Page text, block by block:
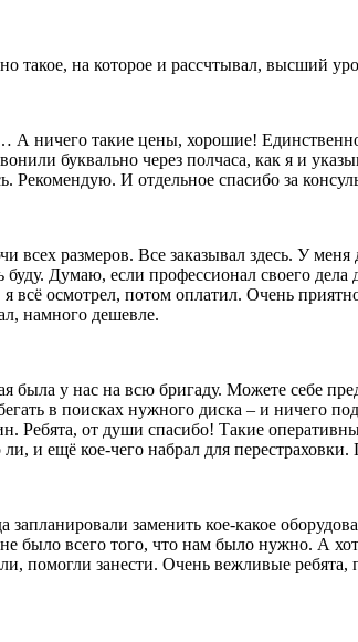
такое, на которое и рассчтывал, высший
А ничего такие цены, хорошие!
буквально через полчаса, как я и
И отдельное спасибо за
размеров. Все заказывал здесь. У
буду. Думаю, если профессионал своего
всё осмотрел, потом оплатил. Очень
намного дешевле.
была у нас на всю бригаду. Можете себе
в поисках нужного диска – и ничего
Ребята, от души спасибо! Такие
и ещё кое-чего набрал для перестраховки.
заменить кое-какое
было всего того, что нам было нужно. А
помогли занести. Очень вежливые